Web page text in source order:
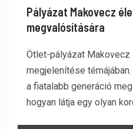
Pályázat Makovecz
megvalósítására
Ötlet-pályázat
megjelenítése
a fiatalabb generáció
hogyan látja egy olyan